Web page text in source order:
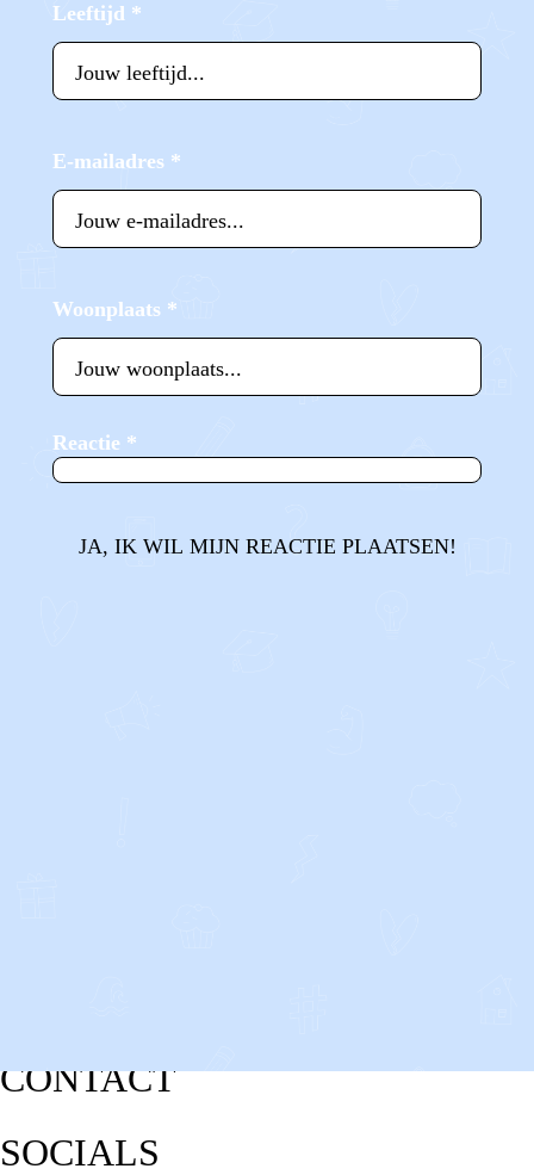
Leeftijd *
E-mailadres *
Woonplaats *
Reactie *
JA, IK WIL MIJN REACTIE PLAATSEN!
CONTACT
SOCIALS